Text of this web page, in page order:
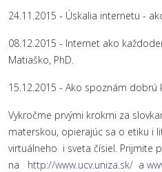
24.11.2015 - Úskalia internetu -
08.12.2015 - Internet ako
Matiaško, PhD.
15.12.2015 - Ako spoznám dobrú
Vykročme prvými krokmi za
materskou, opierajúc sa o etiku i
virtuálneho i sveta čísiel. Prijmite
na http://www.ucv.uniza.sk/ a